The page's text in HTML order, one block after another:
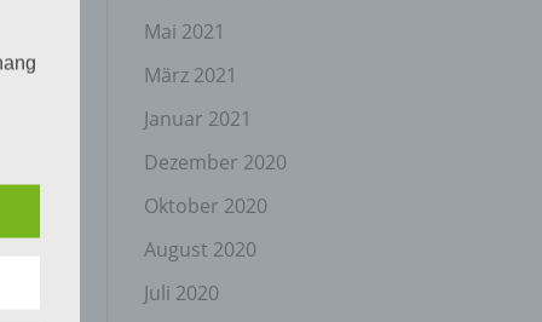
Mai 2021
März 2021
Januar 2021
Dezember 2020
Oktober 2020
August 2020
Juli 2020
das